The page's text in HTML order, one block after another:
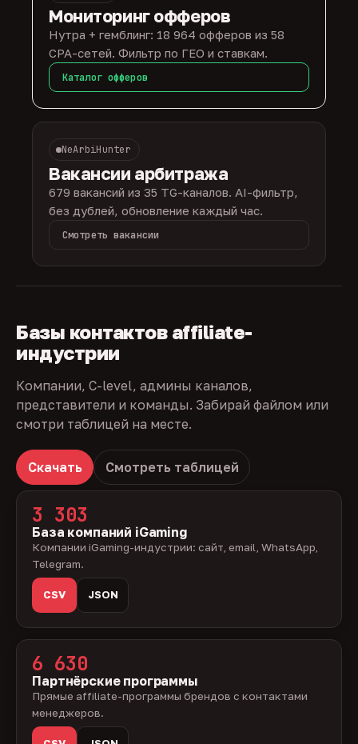
Мониторинг офферов
Нутра + гемблинг: 18 964 офферов из 58
CPA-сетей. Фильтр по ГЕО и ставкам.
Каталог офферов
NeArbiHunter
Вакансии арбитража
679 вакансий из 35 TG-каналов. AI-фильтр,
без дублей, обновление каждый час.
Смотреть вакансии
Базы контактов affiliate-
индустрии
Компании, C-level, админы каналов,
представители и команды. Забирай файлом или
смотри таблицей на месте.
Скачать Смотреть таблицей
3 303
База компаний iGaming
Компании iGaming-индустрии: сайт, email, WhatsApp,
Telegram.
CSV JSON
6 630
Партнёрские программы
Прямые affiliate-программы брендов с контактами
менеджеров.